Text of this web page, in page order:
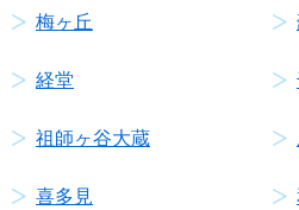
梅ヶ丘
経堂
祖師ヶ谷大蔵
喜多見